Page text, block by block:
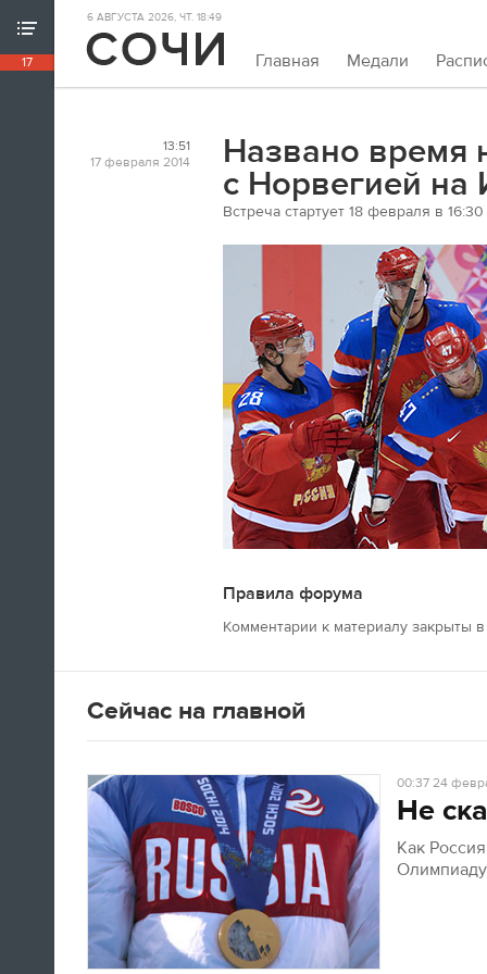
17
ХРОНИКА ИГР
18:39
Пока.
Швед Эрик Карлссон (символическая
сборная хоккейного турнира) на пути из
16:29
Юлия Липницкая
15:26
6 АВГУСТА 2026, ЧТ. 18:49
Главная Медали
13:51
17 февраля 2014
Названо время
с Норвегией на
Встреча стартует 18 февраля в 16:30
Правила форума
Комментарии к материалу закрыты
Сейчас на главной
00:3724
Не
Как